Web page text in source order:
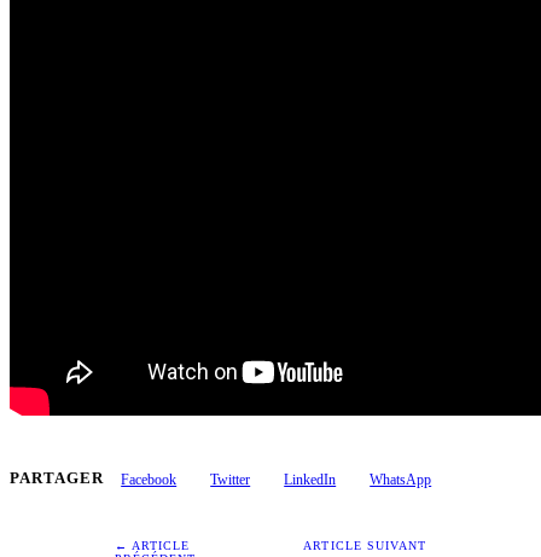
PARTAGER Facebook Twitter LinkedIn WhatsApp
← ARTICLE
ARTICLE SUIVANT